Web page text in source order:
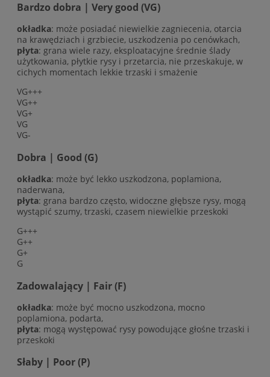
Bardzo dobra | Very good (VG)
okładka: może posiadać niewielkie zagniecenia, otarcia
na krawędziach i grzbiecie, uszkodzenia po cenówkach,
płyta: grana wiele razy, eksploatacyjne średnie ślady
użytkowania, płytkie rysy i przetarcia, nie przeskakuje, w
cichych momentach lekkie trzaski i smażenie
VG+++
VG++
VG+
VG
VG-
Dobra | Good (G)
okładka: może być lekko uszkodzona, poplamiona,
naderwana,
płyta: grana bardzo często, widoczne głębsze rysy, mogą
wystąpić szumy, trzaski, czasem niewielkie przeskoki
G+++
G++
G+
G
Zadowalający | Fair (F)
okładka: może być mocno uszkodzona, mocno
poplamiona, podarta,
płyta: mogą występować rysy powodujące głośne trzaski i
przeskoki
Słaby | Poor (P)